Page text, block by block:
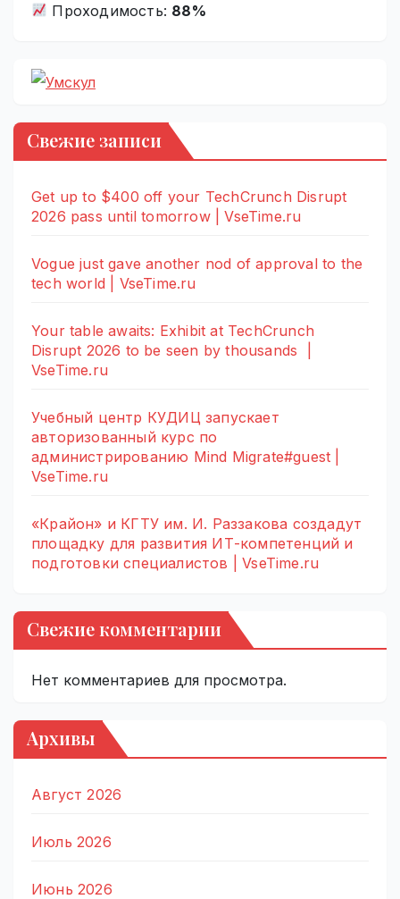
Проходимость: 88%
Свежие записи
Get up to $400 off your TechCrunch Disrupt
2026 pass until tomorrow | VseTime.ru
Vogue just gave another nod of approval to the
tech world | VseTime.ru
Your table awaits: Exhibit at TechCrunch
Disrupt 2026 to be seen by thousands |
VseTime.ru
Учебный центр КУДИЦ запускает
авторизованный курс по
администрированию Mind Migrate#guest |
VseTime.ru
«Крайон» и КГТУ им. И. Раззакова создадут
площадку для развития ИТ-компетенций и
подготовки специалистов | VseTime.ru
Свежие комментарии
Нет комментариев для просмотра.
Архивы
Август 2026
Июль 2026
Июнь 2026